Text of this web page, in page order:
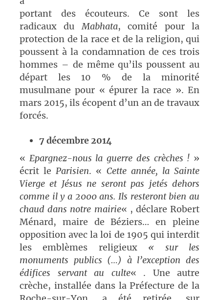
portant des écouteurs. Ce sont les
radicaux duMabhata, comité pour la
protection de la race et de la religion, qui
poussent à la condamnation de ces trois
hommes – de même qu’ils poussent au
départ les 10 % de la minorité
musulmane pour « épurer la race ». En
mars 2015, ils écopent d’un an de travaux
forcés.
7 décembre 2014
« Epargnez-nous la guerre des crèches ! »
écrit leParisien. « Cette année, la Sainte
Vierge et Jésus ne seront pas jetés dehors
comme il y a 2000 ans. Ils resteront bien au
chaud dans notre mairie« , déclare Robert
Ménard, maire de Béziers… en pleine
opposition avec la loi de 1905 qui interdit
les emblèmes religieux « sur les
monuments publics (…) à l’exception des
édifices servant au culte« . Une autre
crèche, installée dans la Préfecture de la